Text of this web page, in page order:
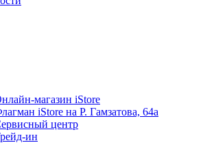
магазин iStore
iStore на Р. Гамзатова, 64а
центр
ин